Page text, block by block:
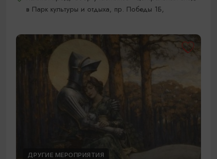
в Парк культуры и отдыха, пр. Победы 1Б,
ДРУГИЕ МЕРОПРИЯТИЯ